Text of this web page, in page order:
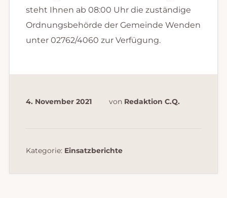
steht Ihnen ab 08:00 Uhr die zuständige
Ordnungsbehörde der Gemeinde Wenden
unter 02762/4060 zur Verfügung.
4. November 2021 von Redaktion C.Q.
Kategorie: Einsatzberichte